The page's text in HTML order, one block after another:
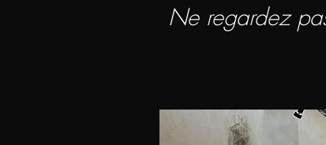
Ne regardez